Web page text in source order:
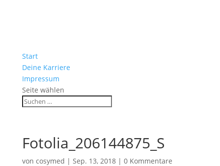
Start
Deine Karriere
Impressum
Seite wählen
Fotolia_206144875_S
von cosymed | Sep. 13, 2018| 0 Kommentare